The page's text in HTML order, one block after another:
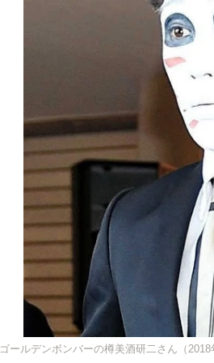
ゴールデンボンバーの樽美酒研二さん（2018